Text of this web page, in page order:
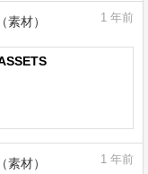
材） 1 年前
材） 1 年前